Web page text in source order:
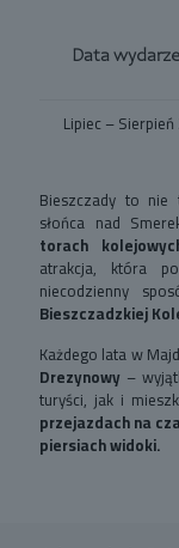
Data
Lipiec –
Bieszczady to nie
słońca nad
torach
atrakcja, która
niecodzienny
Bieszczadzkiej
Każdego lata w
Drezynowy –
turyści, jak i
przejazdach na
piersiach widoki.